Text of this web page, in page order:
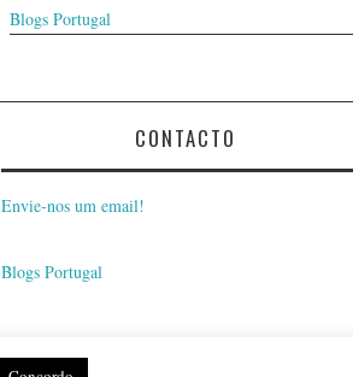
Blogs Portugal
CONTACTO
Envie-nos um email!
Blogs Portugal